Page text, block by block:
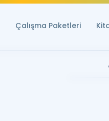
Çalışma Paketleri